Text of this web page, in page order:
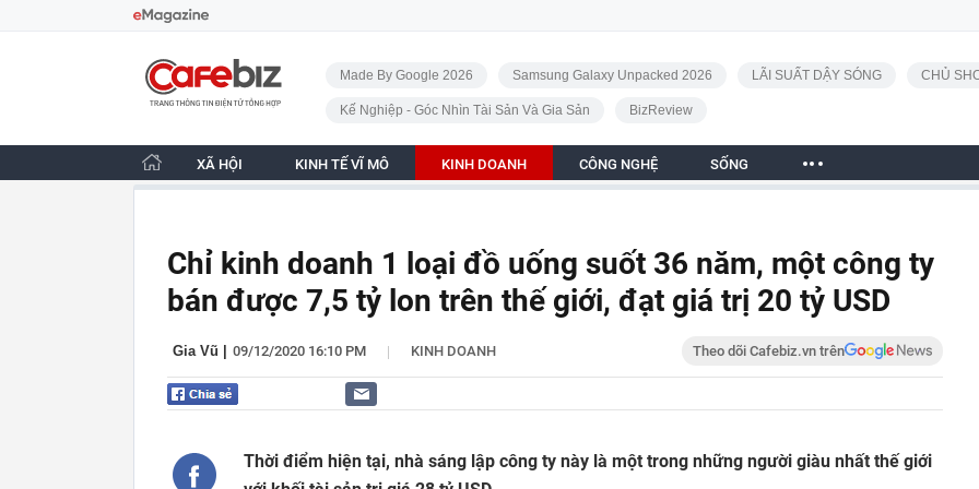
CafeBiz - Trang chủ
Made By Google 2026 Samsung Galaxy Unpacked 2026 LÃI SUẤT DẬY SÓNG CHỦ
Kế Nghiệp - Góc Nhìn Tài Sản Và Gia Sản BizReview
XÃ HỘI KINH TẾ VĨ MÔ KINH DOANH CÔNG NGHỆ SỐNG
Chỉ kinh doanh 1 loại đồ uống suốt 36 năm, một công ty
bán được 7,5 tỷ lon trên thế giới, đạt giá trị 20 tỷ USD
Gia Vũ 09/12/2020 16:10 PM | KINH DOANH Theo dõi Cafebiz.vn trên
Thời điểm hiện tại, nhà sáng lập công ty này là một trong những người giàu nhất thế giới